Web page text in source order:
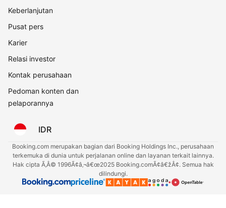
Keberlanjutan
Pusat pers
Karier
Relasi investor
Kontak perusahaan
Pedoman konten dan
pelaporannya
IDR
Booking.com merupakan bagian dari Booking Holdings Inc., perusahaan
terkemuka di dunia untuk perjalanan online dan layanan terkait lainnya.
Hak cipta Ã‚Â© 1996Ã¢â‚¬â€œ2025 Booking.comÃ¢â€žÂ¢. Semua hak
dilindungi.